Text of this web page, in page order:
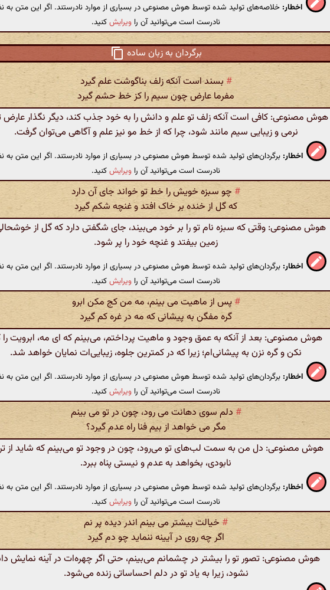
اخطار: خلاصه‌های تولید شده توسط هوش مصنوعی در بسیاری از موارد نادرستند. اگر این متن به
نادرست است می‌توانید آن را ویرایشکنید.
برگردان به زبان ساده
# بسند است آنکه زلف بناگوشت علم گیرد
مفرما عارض چون سیم را کز خط حشم گیرد
هوش مصنوعی: کافی است آنکه زلف تو علم و دانش را به خود جذب کند، دیگر نگذار عارض
نرمی و زیبایی سیم مانند شود، چرا که از خط مو نیز علم و آگاهی می‌توان گرفت.
اخطار: برگردان‌های تولید شده توسط هوش مصنوعی در بسیاری از موارد نادرستند. اگر این متن به
نادرست است می‌توانید آن را ویرایشکنید.
# چو سبزه خویش را خط تو خواند جای آن دارد
که گل از خنده بر خاک افتد و غنچه شکم گیرد
هوش مصنوعی: وقتی که سبزه نام تو را بر خود می‌بیند، جای شگفتی دارد که گل از
زمین بیفتد و غنچه خود را پر شود.
اخطار: برگردان‌های تولید شده توسط هوش مصنوعی در بسیاری از موارد نادرستند. اگر این متن به
نادرست است می‌توانید آن را ویرایشکنید.
# پس از ماهیت می بینم، مه من کج مکن ابرو
گره مفگن به پیشانی که مه در غره کم گیرد
هوش مصنوعی: بعد از آنکه به عمق وجود و ماهیت پرداختم، می‌بینم که ای مه، ابرویت
نکن و گره نزن به پیشانی‌ام؛ زیرا که در کمترین جلوه، زیبایی‌ات نمایان خواهد شد.
اخطار: برگردان‌های تولید شده توسط هوش مصنوعی در بسیاری از موارد نادرستند. اگر این متن به
نادرست است می‌توانید آن را ویرایشکنید.
# دلم سوی دهانت می رود، چون در تو می بینم
مگر می خواهد از بیم فنا راه عدم گیرد؟
هوش مصنوعی: دل من به سمت لب‌های تو می‌رود، چون در وجود تو می‌بینم که شاید از
نابودی، بخواهد به عدم و نیستی پناه ببرد.
اخطار: برگردان‌های تولید شده توسط هوش مصنوعی در بسیاری از موارد نادرستند. اگر این متن به
نادرست است می‌توانید آن را ویرایشکنید.
#خیالت بیشتر می بینم اندر دیده پر نم
اگر چه روی در آیینه ننماید چو دم گیرد
هوش مصنوعی: تصور تو را بیشتر در چشمانم می‌بینم، حتی اگر چهره‌ات در آینه نمایش
نشود، زیرا به یاد تو در دلم احساساتی زنده می‌شود.